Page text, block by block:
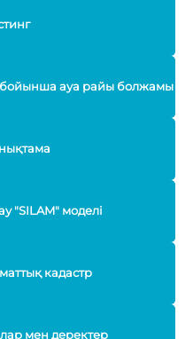
бойынша ауа райы болжамы
"SILAM" моделі
кадастр
мен деректер